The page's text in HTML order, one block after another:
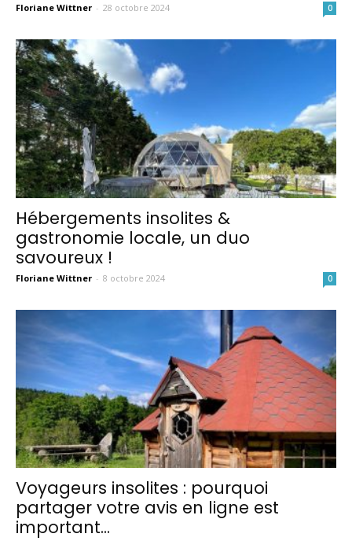
Floriane Wittner - 28 octobre 2024 0
Hébergements insolites &
gastronomie locale, un duo
savoureux !
Floriane Wittner - 8 octobre 2024 0
Voyageurs insolites : pourquoi
partager votre avis en ligne est
important...